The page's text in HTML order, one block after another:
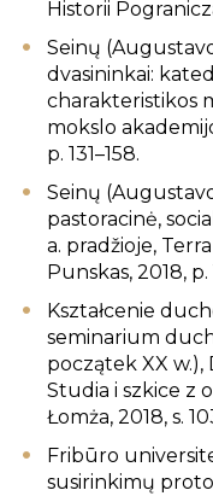
Historii
Seinų
dvasininkai:
charakteristikos
mokslo
p. 131–158.
Seinų
pastoracinė,
a. pradžioje,
Punskas, 2018, p.
Kształcenie
seminarium
początek XX w.),
Studia i szkice z
Łomża, 2018, s.
Fribūro
susirinkimų